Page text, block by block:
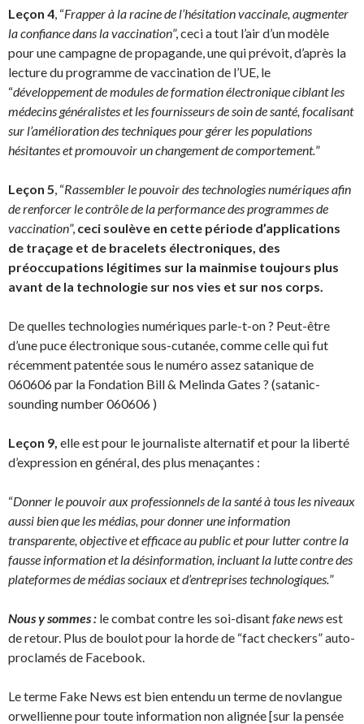
Leçon 4, “Frapper à la racine de l’hésitation vaccinale, augmenter
la confiance dans la vaccination”, ceci a tout l’air d’un modèle
pour une campagne de propagande, une qui prévoit, d’après la
lecture du programme de vaccination de l’UE, le
“développement de modules de formation électronique ciblant les
médecins généralistes et les fournisseurs de soin de santé, focalisant
sur l’amélioration des techniques pour gérer les populations
hésitantes et promouvoir un changement de comportement.”
Leçon 5, “Rassembler le pouvoir des technologies numériques afin
de renforcer le contrôle de la performance des programmes de
vaccination”, ceci soulève en cette période d’applications
de traçage et de bracelets électroniques, des
préoccupations légitimes sur la mainmise toujours plus
avant de la technologie sur nos vies et sur nos corps.
De quelles technologies numériques parle-t-on ? Peut-être
d’une puce électronique sous-cutanée, comme celle qui fut
récemment patentée sous le numéro assez satanique de
060606 par la Fondation Bill & Melinda Gates ? (satanic-
sounding number 060606 )
Leçon 9, elle est pour le journaliste alternatif et pour la liberté
d’expression en général, des plus menaçantes :
“Donner le pouvoir aux professionnels de la santé à tous les niveaux
aussi bien que les médias, pour donner une information
transparente, objective et efficace au public et pour lutter contre la
fausse information et la désinformation, incluant la lutte contre des
plateformes de médias sociaux et d’entreprises technologiques.”
Nous y sommes : le combat contre les soi-disantfake newsest
de retour. Plus de boulot pour la horde de “fact checkers” auto-
proclamés de Facebook.
Le terme Fake News est bien entendu un terme de novlangue
orwellienne pour toute information non alignée [sur la pensée